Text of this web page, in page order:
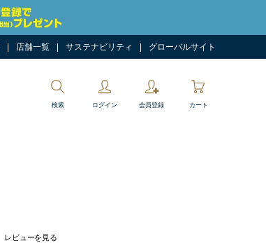
店舗一覧 サステナビリティ グローバルサイト
検索 ログイン 会員登録 カート
レビューを見る